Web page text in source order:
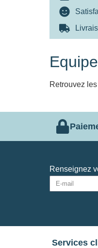
Retrouvez
Renseignez
Services